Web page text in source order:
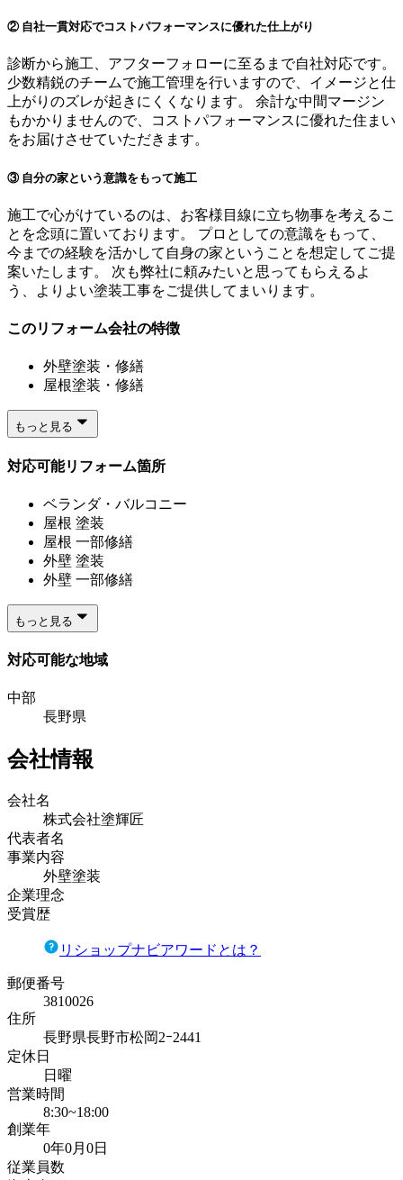
② 自社一貫対応でコストパフォーマンスに優れた仕上がり
診断から施工、アフターフォローに至るまで自社対応です。
少数精鋭のチームで施工管理を行いますので、イメージと仕
上がりのズレが起きにくくなります。 余計な中間マージン
もかかりませんので、コストパフォーマンスに優れた住まい
をお届けさせていただきます。
③ 自分の家という意識をもって施工
施工で心がけているのは、お客様目線に立ち物事を考えるこ
とを念頭に置いております。 プロとしての意識をもって、
今までの経験を活かして自身の家ということを想定してご提
案いたします。 次も弊社に頼みたいと思ってもらえるよ
う、よりよい塗装工事をご提供してまいります。
このリフォーム会社の特徴
外壁塗装・修繕
屋根塗装・修繕
もっと見る
対応可能リフォーム箇所
ベランダ・バルコニー
屋根 塗装
屋根 一部修繕
外壁 塗装
外壁 一部修繕
もっと見る
対応可能な地域
中部
長野県
会社情報
会社名
株式会社塗輝匠
代表者名
事業内容
外壁塗装
企業理念
受賞歴
リショップナビアワードとは？
郵便番号
3810026
住所
長野県長野市松岡2ｰ2441
定休日
日曜
営業時間
8:30~18:00
創業年
0年0月0日
従業員数